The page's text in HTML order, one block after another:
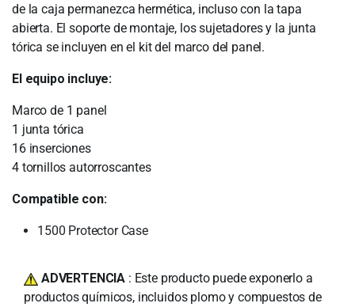
de la caja permanezca hermética, incluso con la tapa
abierta. El soporte de montaje, los sujetadores y la junta
tórica se incluyen en el kit del marco del panel.
El equipo incluye:
Marco de 1 panel
1 junta tórica
16 inserciones
4 tornillos autorroscantes
Compatible con:
1500 Protector Case
ADVERTENCIA : Este producto puede exponerlo a
productos químicos, incluidos plomo y compuestos de